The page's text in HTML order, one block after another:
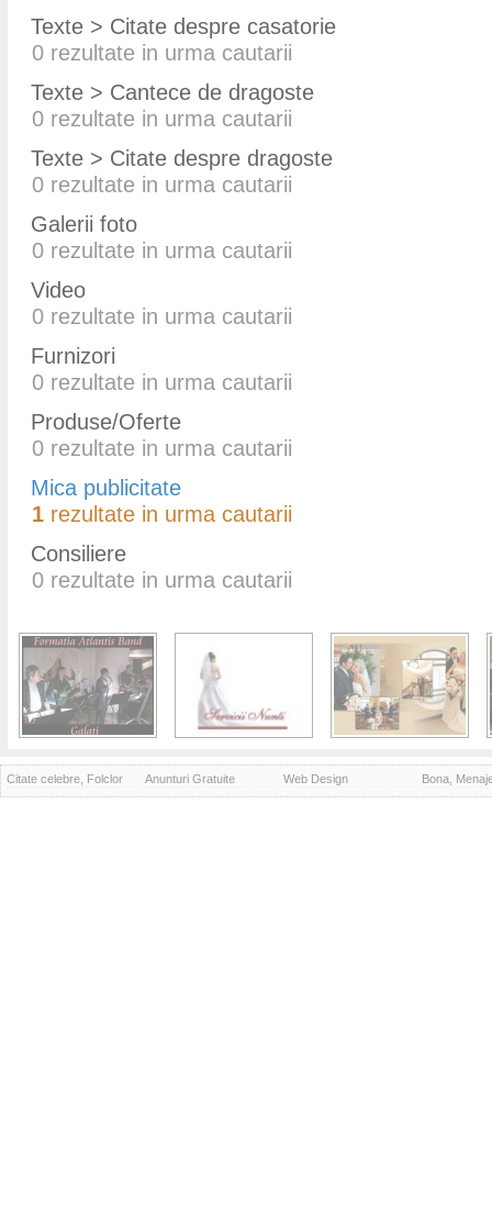
Texte > Citate despre casatorie
0 rezultate in urma cautarii
Texte > Cantece de dragoste
0 rezultate in urma cautarii
Texte > Citate despre dragoste
0 rezultate in urma cautarii
Galerii foto
0 rezultate in urma cautarii
Video
0 rezultate in urma cautarii
Furnizori
0 rezultate in urma cautarii
Produse/Oferte
0 rezultate in urma cautarii
Mica publicitate
1 rezultate in urma cautarii
Consiliere
0 rezultate in urma cautarii
Citate celebre, Folclor Anunturi Gratuite Web Design Bona,